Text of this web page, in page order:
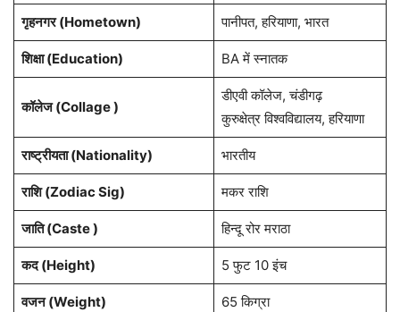
गृहनगर (Hometown) पानीपत, हरियाणा, भारत
शिक्षा (Education) BA में स्नातक
कॉलेज (Collage )
डीएवी कॉलेज, चंडीगढ़
कुरुक्षेत्र विश्वविद्यालय, हरियाणा
राष्ट्रीयता (Nationality) भारतीय
राशि (Zodiac Sig) मकर राशि
जाति (Caste ) हिन्दू रोर मराठा
कद (Height) 5 फुट 10 इंच
वजन (Weight) 65 किग्रा